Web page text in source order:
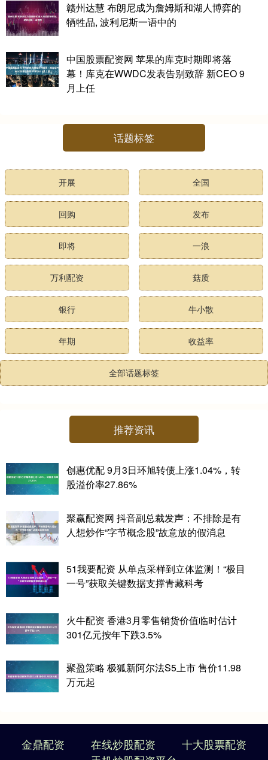
赣州达慧 布朗尼成为詹姆斯和湖人博弈的
牺牲品, 波利尼斯一语中的
中国股票配资网 苹果的库克时期即将落
幕！库克在WWDC发表告别致辞 新CEO 9
月上任
话题标签
开展 全国
回购 发布
即将 一浪
万利配资 菇质
银行 牛小散
年期 收益率
全部话题标签
推荐资讯
创惠优配 9月3日环旭转债上涨1.04%，转
股溢价率27.86%
聚赢配资网 抖音副总裁发声：不排除是有
人想炒作“字节概念股”故意放的假消息
51我要配资 从单点采样到立体监测！“极目
一号”获取关键数据支撑青藏科考
火牛配资 香港3月零售销货价值临时估计
301亿元按年下跌3.5%
聚盈策略 极狐新阿尔法S5上市 售价11.98
万元起
金鼎配资 在线炒股配资
十大股票配资